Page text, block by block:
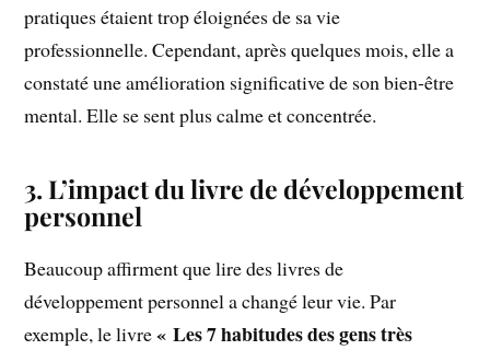
pratiques étaient trop éloignées de sa vie
professionnelle. Cependant, après quelques mois, elle a
constaté une amélioration significative de son bien-être
mental. Elle se sent plus calme et concentrée.
3. L’impact du livre de développement
personnel
Beaucoup affirment que lire des livres de
développement personnel a changé leur vie. Par
exemple, le livre« Les 7 habitudes des gens très